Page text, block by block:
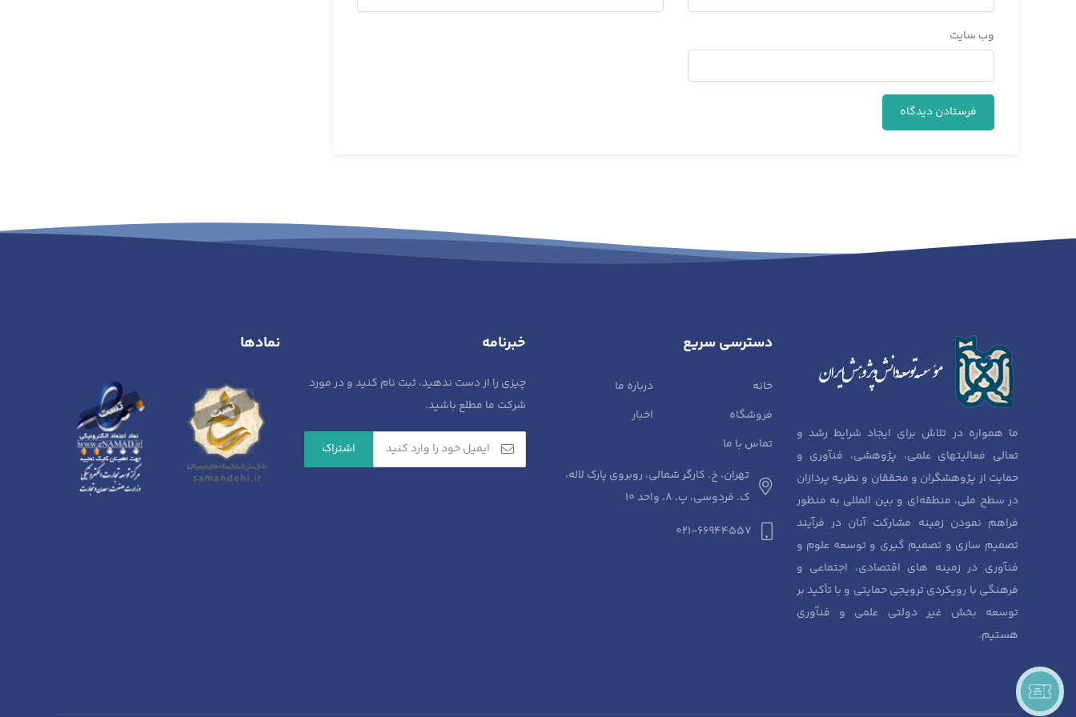
وب‌ سایت
ما همواره در تلاش برای ایجاد شرایط رشد و
تعالی فعالیتهای علمی، پژوهشی، فنآوری و
حمایت از پژوهشگران و محققان و نظریه پردازان
در سطح ملی، منطقه‌ای و بین المللی به منظور
فراهم نمودن زمینه مشارکت آنان در فرآیند
تصمیم سازی و تصمیم گیری و توسعه علوم و
فنآوری در زمینه های اقتصادی، اجتماعی و
فرهنگی با رویکردی ترویجی حمایتی و با تأکید بر
توسعه بخش غیر دولتی علمی و فنآوری
هستیم.
دسترسی سریع
خانه
درباره ما
فروشگاه
اخبار
تماس با ما
تهران، خ. کارگر شمالی، روبروی پارک لاله،
ک. فردوسی، پ. 8، واحد 10​
021-66944557
خبرنامه
چیزی را از دست ندهید، ثبت نام کنید و در مورد
شرکت ما مطلع باشید.
نمادها